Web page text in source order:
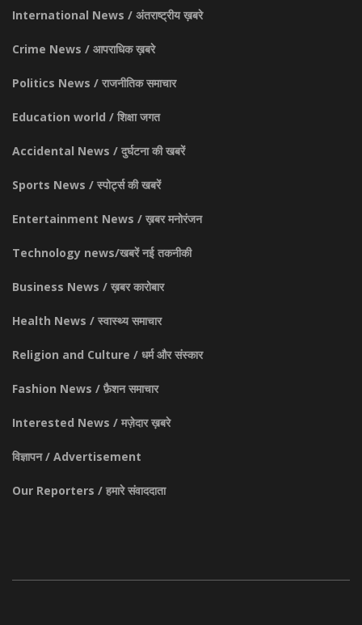
International News / अंतराष्ट्रीय ख़बरे
Crime News / आपराधिक ख़बरे
Politics News / राजनीतिक समाचार
Education world / शिक्षा जगत
Accidental News / दुर्घटना की खबरें
Sports News / स्पोर्ट्स की खबरें
Entertainment News / ख़बर मनोरंजन
Technology news/खबरें नई तकनीकी
Business News / ख़बर कारोबार
Health News / स्वास्थ्य समाचार
Religion and Culture / धर्म और संस्कार
Fashion News / फ़ैशन समाचार
Interested News / मज़ेदार ख़बरे
विज्ञापन / Advertisement
Our Reporters / हमारे संवाददाता